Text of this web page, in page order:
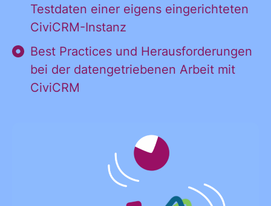
Testdaten einer eigens eingerichteten
CiviCRM-Instanz
Best Practices und Herausforderungen
bei der datengetriebenen Arbeit mit
CiviCRM